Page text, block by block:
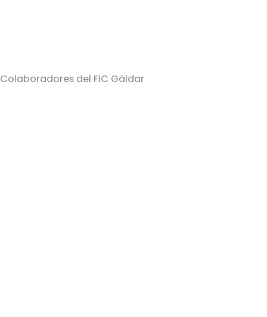
Colaboradores del FIC Gáldar